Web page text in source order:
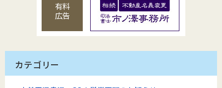
有料
広告
カテゴリー